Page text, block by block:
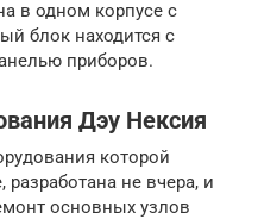
в одном корпусе с
блок находится с
приборов.
Дэу Нексия
которой
разработана не вчера, и
основных узлов